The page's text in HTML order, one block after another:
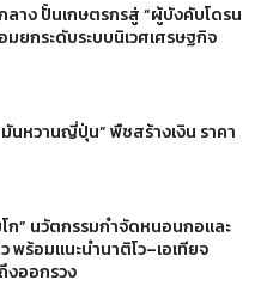
าง ปั้นเกษตรกรสู่ “ผู้บังคับโดรน
ยกระดับระบบนิเวศเศรษฐกิจ
นหวานญี่ปุ่น” พืชสร้างเงิน ราคา
โก” นวัตกรรมกำจัดหนอนกอและ
พร้อมแนะนำนาติโว–เอเทียจ
งออกรวง